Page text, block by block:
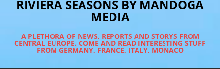
RIVIERA SEASONS BY MANDOGA
MEDIA
A PLETHORA OF NEWS, REPORTS AND STORYS FROM
CENTRAL EUROPE. COME AND READ INTERESTING STUFF
FROM GERMANY, FRANCE, ITALY, MONACO